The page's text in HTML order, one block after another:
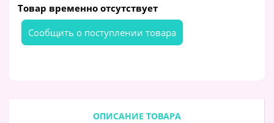
Товар временно отсутствует
Cообщить о поступлении товара
ОПИСАНИЕ ТОВАРА